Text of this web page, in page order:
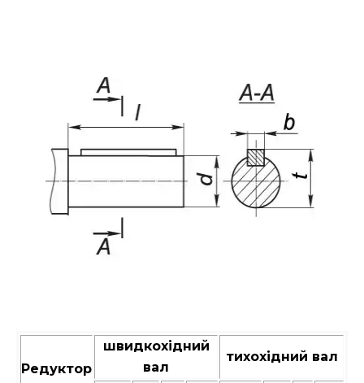
Редуктор
швидкохідний
вал
тихохідний вал